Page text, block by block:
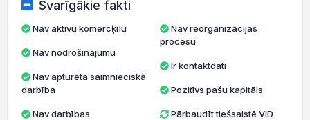
Svarīgākie fakti
Nav aktīvu komercķīlu
Nav nodrošinājumu
darbība
Nav reorganizācijas
procesu
Ir kontaktdati
Pozitīvs pašu kapitāls
Pārbaudīt tiešsaistē VID